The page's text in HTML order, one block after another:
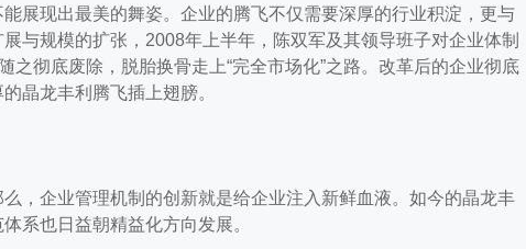
现出最美的舞姿。企业的腾飞不仅需要深厚的行业积淀，更与
与规模的扩张，2008年上半年，陈双军及其领导班子对企业体制
之彻底废除，脱胎换骨走上“完全市场化”之路。改革后的企业彻底
晶龙丰利腾飞插上翅膀。
企业管理机制的创新就是给企业注入新鲜血液。如今的晶龙丰
系也日益朝精益化方向发展。